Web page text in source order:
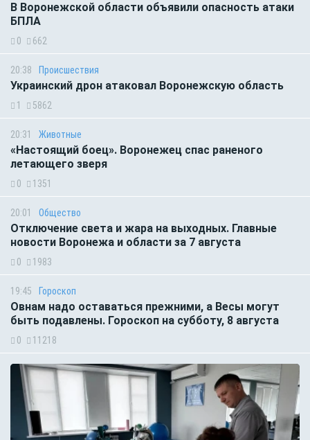
В Воронежской области объявили опасность атаки
БПЛА
0 662
20:38 Происшествия
Украинский дрон атаковал Воронежскую область
1 5862
20:31 Животные
«Настоящий боец». Воронежец спас раненого
летающего зверя
0 1351
20:01 Общество
Отключение света и жара на выходных. Главные
новости Воронежа и области за 7 августа
0 1983
19:45 Гороскоп
Овнам надо оставаться прежними, а Весы могут
быть подавлены. Гороскоп на субботу, 8 августа
0 11218